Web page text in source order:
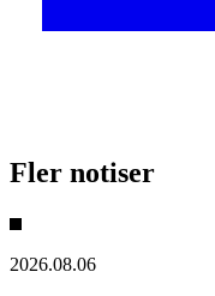
Fler notiser
2026.08.06